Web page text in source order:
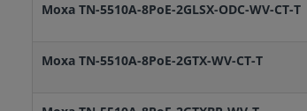
Moxa TN-5510A-8PoE-2GLSX-ODC-WV-CT-T
Moxa TN-5510A-8PoE-2GTX-WV-CT-T